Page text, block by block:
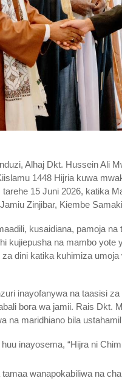
Alhaj Dkt. Hussein Ali
1448 Hijria kuwa
15 Juni 2026, katika
Zinjibar, Kiembe
kusaidiana, pamoja
kujiepusha na mambo yote
dini katika kuhimiza
inayofanywa na taasisi
bora wa jamii. Rais Dkt.
na maridhiano bila
inayosema, “Hijra ni
wanapokabiliwa na